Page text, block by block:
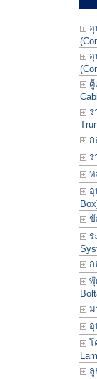
ตู้
ร
ก
ร
ห
อุ
ข้
ร
ก
พุ๊
ม
อุ
โ
ลู